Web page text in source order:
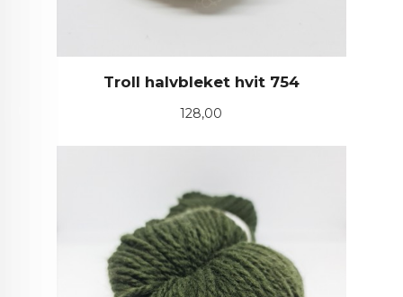
Troll halvbleket hvit 754
Pris
128,00